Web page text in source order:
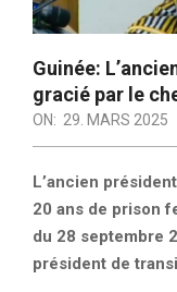
Guinée:
gracié par le
ON: 29. MARS 2025
L’ancien
20 ans de prison
du 28 septembre
président de